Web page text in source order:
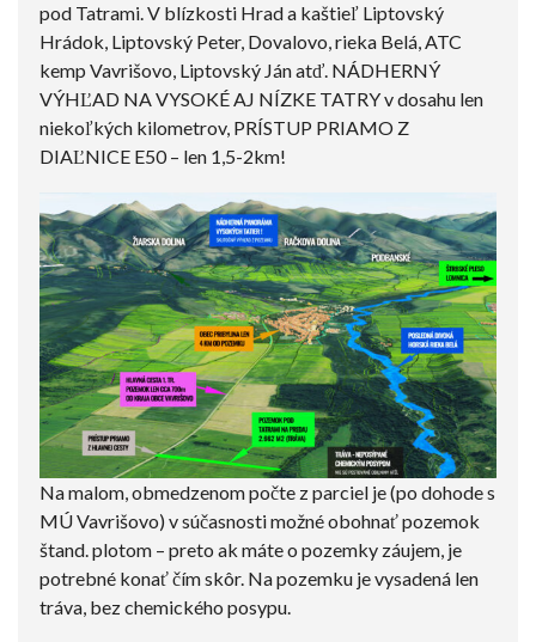
pod Tatrami. V blízkosti Hrad a kaštieľ Liptovský
Hrádok, Liptovský Peter, Dovalovo, rieka Belá, ATC
kemp Vavrišovo, Liptovský Ján atď. NÁDHERNÝ
VÝHĽAD NA VYSOKÉ AJ NÍZKE TATRY v dosahu len
niekoľkých kilometrov, PRÍSTUP PRIAMO Z
DIAĽNICE E50 – len 1,5-2km!
Na malom, obmedzenom počte z parciel je (po dohode s
MÚ Vavrišovo) v súčasnosti možné obohnať pozemok
štand. plotom – preto ak máte o pozemky záujem, je
potrebné konať čím skôr. Na pozemku je vysadená len
tráva, bez chemického posypu.